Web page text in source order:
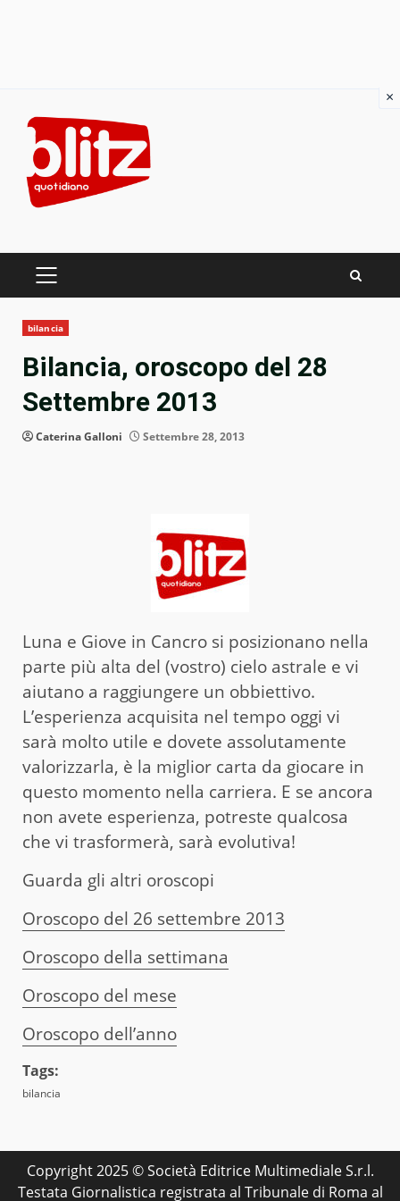
content
PRIMARY
bilancia
Bilancia, oroscopo del 28
Settembre 2013
Caterina Galloni Settembre 28, 2013
Luna e Giove in Cancro si posizionano nella
parte più alta del (vostro) cielo astrale e vi
aiutano a raggiungere un obbiettivo.
L’esperienza acquisita nel tempo oggi vi
sarà molto utile e dovete assolutamente
valorizzarla, è la miglior carta da giocare in
questo momento nella carriera. E se ancora
non avete esperienza, potreste qualcosa
che vi trasformerà, sarà evolutiva!
Guarda gli altri oroscopi
Oroscopo del 26 settembre 2013
Oroscopo della settimana
Oroscopo del mese
Oroscopo dell’anno
Tags:
bilancia
Copyright 2025 © Società Editrice Multimediale S.r.l.
Testata Giornalistica registrata al Tribunale di Roma al
×